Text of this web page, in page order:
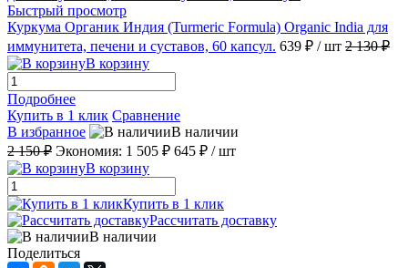
Быстрый просмотр
Куркума Органик Индия (Turmeric Formula) Organic India для
иммунитета, печени и суставов, 60 капсул. 639 ₽ / шт 2 130 ₽
В корзину
Подробнее
Купить в 1 клик Сравнение
В избранное
В наличии
2 150 ₽ Экономия: 1 505 ₽ 645 ₽ / шт
В корзину
Купить в 1 клик
Рассчитать доставку
В наличии
Поделиться